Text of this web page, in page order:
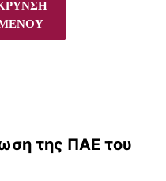
της ΠΑΕ του